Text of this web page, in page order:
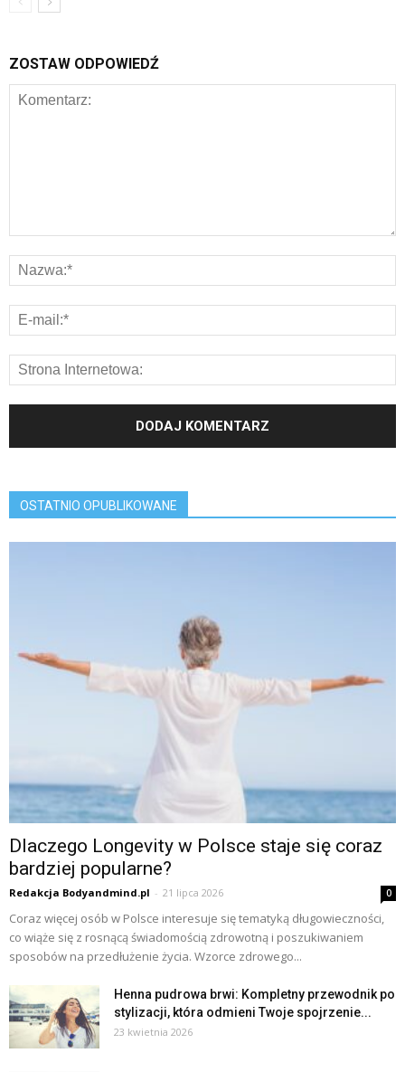
ZOSTAW ODPOWIEDŹ
OSTATNIO OPUBLIKOWANE
Dlaczego Longevity w Polsce staje się coraz
bardziej popularne?
Redakcja Bodyandmind.pl - 21 lipca 2026 0
Coraz więcej osób w Polsce interesuje się tematyką długowieczności,
co wiąże się z rosnącą świadomością zdrowotną i poszukiwaniem
sposobów na przedłużenie życia. Wzorce zdrowego...
Henna pudrowa brwi: Kompletny przewodnik po
stylizacji, która odmieni Twoje spojrzenie...
23 kwietnia 2026